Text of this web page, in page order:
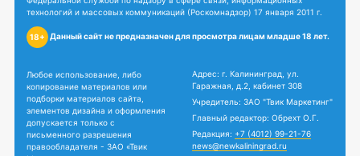
технологий и массовых коммуникаций (Роскомнадзор) 17 января 2011 г.
18+ Данный сайт не предназначен для просмотра лицам младше 18 лет.
Любое использование, либо
копирование материалов или
подборки материалов сайта,
элементов дизайна и оформления
допускается только с
письменного разрешения
правообладателя - ЗАО «Твик
Адрес: г. Калининград, ул.
Гаражная, д.2, кабинет 308
Учредитель: ЗАО "Твик Маркетинг"
Главный редактор: Обрехт О.Г.
Редакция: +7 (4012) 99-21-76
news@newkaliningrad.ru